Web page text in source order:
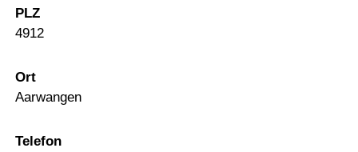
PLZ
4912
Ort
Aarwangen
Telefon